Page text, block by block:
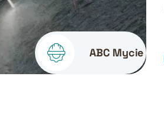
ABC Mycie